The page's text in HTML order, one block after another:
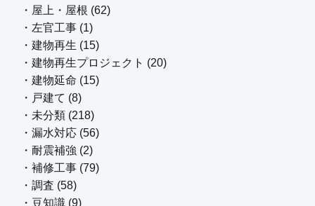
・屋上・屋根 (62)
・左官工事 (1)
・建物再生 (15)
・建物再生プロジェクト (20)
・建物延命 (15)
・戸建て (8)
・未分類 (218)
・漏水対応 (56)
・耐震補強 (2)
・補修工事 (79)
・調査 (58)
・豆知識 (9)